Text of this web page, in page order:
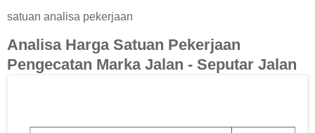
satuan analisa pekerjaan
Analisa Harga Satuan Pekerjaan
Pengecatan Marka Jalan - Seputar Jalan